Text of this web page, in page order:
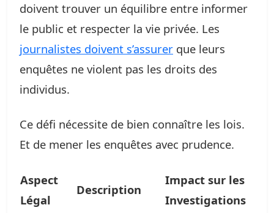
doivent trouver un équilibre entre informer
le public et respecter la vie privée. Les
journalistes doivent s’assurer que leurs
enquêtes ne violent pas les droits des
individus.
Ce défi nécessite de bien connaître les lois.
Et de mener les enquêtes avec prudence.
Aspect
Légal
Description
Impact sur les
Investigations